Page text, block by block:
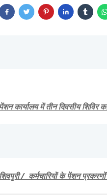
पेंशन कार्यालय में तीन दिवसीय शिविर
शिवपुरी / कर्मचारियों के पेंशन